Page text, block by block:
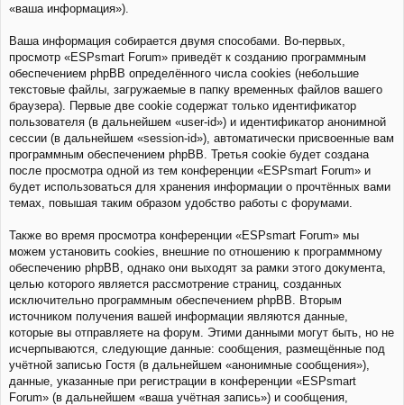
«ваша информация»).
Ваша информация собирается двумя способами. Во-первых,
просмотр «ESPsmart Forum» приведёт к созданию программным
обеспечением phpBB определённого числа cookies (небольшие
текстовые файлы, загружаемые в папку временных файлов вашего
браузера). Первые две cookie содержат только идентификатор
пользователя (в дальнейшем «user-id») и идентификатор анонимной
сессии (в дальнейшем «session-id»), автоматически присвоенные вам
программным обеспечением phpBB. Третья cookie будет создана
после просмотра одной из тем конференции «ESPsmart Forum» и
будет использоваться для хранения информации о прочтённых вами
темах, повышая таким образом удобство работы с форумами.
Также во время просмотра конференции «ESPsmart Forum» мы
можем установить cookies, внешние по отношению к программному
обеспечению phpBB, однако они выходят за рамки этого документа,
целью которого является рассмотрение страниц, созданных
исключительно программным обеспечением phpBB. Вторым
источником получения вашей информации являются данные,
которые вы отправляете на форум. Этими данными могут быть, но не
исчерпываются, следующие данные: сообщения, размещённые под
учётной записью Гостя (в дальнейшем «анонимные сообщения»),
данные, указанные при регистрации в конференции «ESPsmart
Forum» (в дальнейшем «ваша учётная запись») и сообщения,